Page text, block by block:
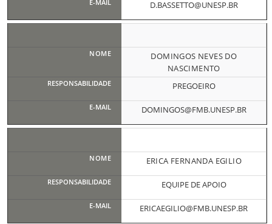
D.BASSETTO@UNESP.BR
DOMINGOS NEVES DO
NASCIMENTO
PREGOEIRO
DOMINGOS@FMB.UNESP.BR
ERICA FERNANDA EGILIO
EQUIPE DE APOIO
ERICAEGILIO@FMB.UNESP.BR